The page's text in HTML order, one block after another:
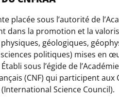
placée sous l’autorité de
dans la promotion et la
géologiques,
politiques) mises en
sous l’égide de
(CNF) qui participent
Science Council).